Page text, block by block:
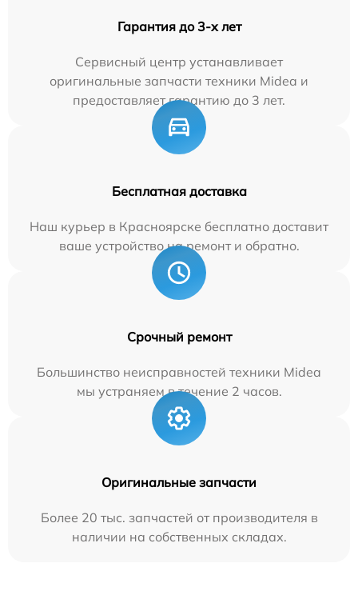
Гарантия до 3-х лет
Сервисный центр устанавливает
оригинальные запчасти техники Midea и
предоставляет гарантию до 3 лет.
Бесплатная доставка
Наш курьер в Красноярске бесплатно доставит
ваше устройство на ремонт и обратно.
Срочный ремонт
Большинство неисправностей техники Midea
мы устраняем в течение 2 часов.
Оригинальные запчасти
Более 20 тыс. запчастей от производителя в
наличии на собственных складах.